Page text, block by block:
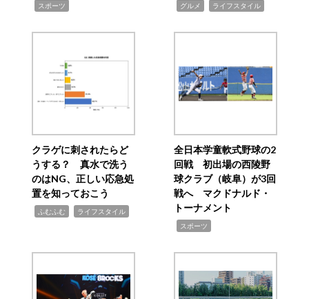
スポーツ グルメ ライフスタイル
クラゲに刺されたらど
うする？ 真水で洗う
のはNG、正しい応急処
置を知っておこう
ふむふむ ライフスタイル
全日本学童軟式野球の2
回戦 初出場の西陵野
球クラブ（岐阜）が3回
戦へ マクドナルド・
トーナメント
スポーツ